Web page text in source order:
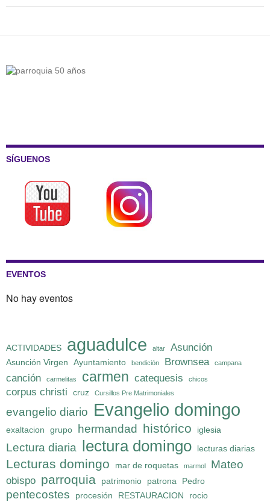
SÍGUENOS
EVENTOS
No hay eventos
ACTIVIDADES aguadulce altar Asunción
Asunción Virgen Ayuntamiento bendición Brownsea campana
canción carmelitas carmen catequesis chicos
corpus christi cruz Cursillos Pre Matrimoniales
evangelio diario Evangelio domingo
exaltacion grupo hermandad histórico iglesia
Lectura diaria lectura domingo lecturas diarias
Lecturas domingo mar de roquetas marmol Mateo
obispo parroquia patrimonio patrona Pedro
pentecostes procesión RESTAURACION rocio